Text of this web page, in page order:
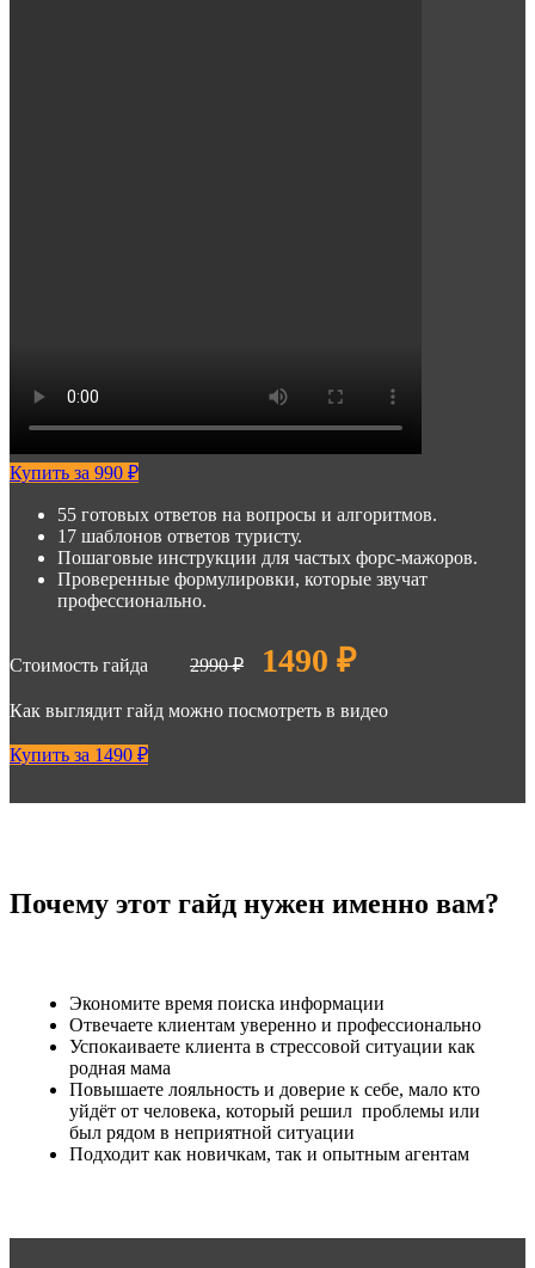
Купить за 990 ₽
55 готовых ответов на вопросы и алгоритмов.
17 шаблонов ответов туристу.
Пошаговые инструкции для частых форс-мажоров.
Проверенные формулировки, которые звучат
профессионально.
Стоимость гайда 2990 ₽ 1490 ₽
Как выглядит гайд можно посмотреть в видео
Купить за 1490 ₽
Почему этот гайд нужен именно вам?
Экономите время поиска информации
Отвечаете клиентам уверенно и профессионально
Успокаиваете клиента в стрессовой ситуации как
родная мама
Повышаете лояльность и доверие к себе, мало кто
уйдёт от человека, который решил проблемы или
был рядом в неприятной ситуации
Подходит как новичкам, так и опытным агентам